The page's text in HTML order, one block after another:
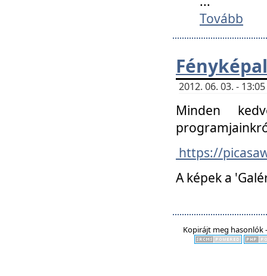
Tovább
2012. 06. 03. -
Minden
https://
A képek a
Kopirájt meg hasonlók